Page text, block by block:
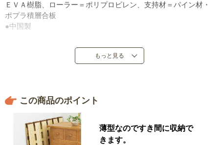
ＥＶＡ樹脂、ローラー＝ポリプロピレン、支持材＝パイン材・
ポプラ積層合板
●中国製
もっと見る
この商品のポイント
薄型なのですき間に収納で
きます。